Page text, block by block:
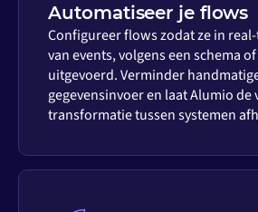
Automatiseer je flows
Configureer flows zodat ze in
van events, volgens een schema
uitgevoerd. Verminder
gegevensinvoer en laat Alumio de
transformatie tussen systemen